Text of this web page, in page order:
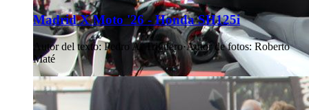
Madrid X Moto '26 - Honda SH125i
Autor del texto: Pedro A. Triguero·Autor de fotos: Roberto
Maté